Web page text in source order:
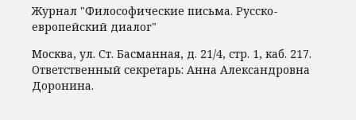
Журнал "Философические письма. Русско-
европейский диалог"
Москва, ул. Ст. Басманная, д. 21/4, стр. 1, каб. 217.
Ответственный секретарь: Анна Александровна
Доронина.